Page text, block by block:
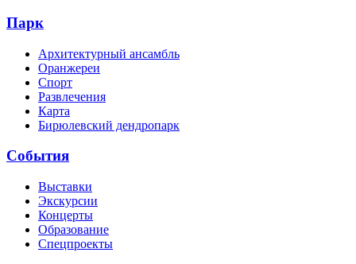
Парк
Архитектурный ансамбль
Оранжереи
Спорт
Развлечения
Карта
Бирюлевский дендропарк
События
Выставки
Экскурсии
Концерты
Образование
Спецпроекты